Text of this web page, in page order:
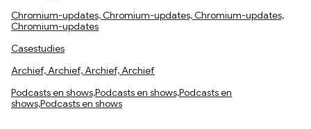
Chromium-updates, Chromium-updates, Chromium-updates,
Chromium-updates
Casestudies
Archief, Archief, Archief, Archief
Podcasts en shows,Podcasts en shows,Podcasts en
shows,Podcasts en shows